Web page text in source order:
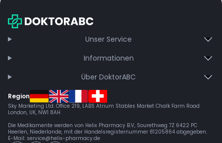
Unser Service
Informationen
Über DoktorABC
Region
Sky Marketing Ltd. Office 219, LABS Atrium Stables Market Chalk Farm Road
London, UK, NW1 8AH
Die Medikamente werden von Helix Pharmacy B.V, Sourethweg 7Z 6422 PC
Heerlen, Niederlande, mit der Handelsregisternummer 81205864 abgegeben.
E-Mail: service@helix-pharmacy.de